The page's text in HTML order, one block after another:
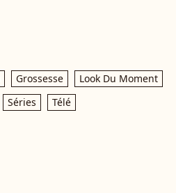
Grossesse
Look Du Moment
Séries Télé